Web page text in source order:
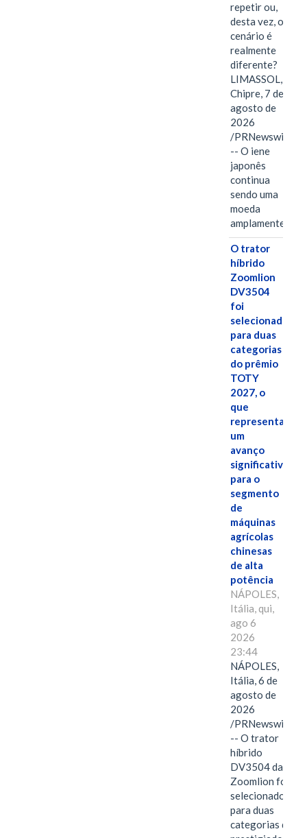
repetir ou,
desta vez, o
cenário é
realmente
diferente?
LIMASSOL,
Chipre, 7 de
agosto de
2026
/PRNewswire/
-- O iene
japonês
continua
sendo uma
moeda
amplamente…
O trator
híbrido
Zoomlion
DV3504
foi
selecionado
para duas
categorias
do prêmio
TOTY
2027, o
que
representa
um
avanço
significativo
para o
segmento
de
máquinas
agrícolas
chinesas
de alta
potência
NÁPOLES,
Itália, qui,
ago 6
2026
23:44
NÁPOLES,
Itália, 6 de
agosto de
2026
/PRNewswire/
-- O trator
híbrido
DV3504 da
Zoomlion foi
selecionado
para duas
categorias do